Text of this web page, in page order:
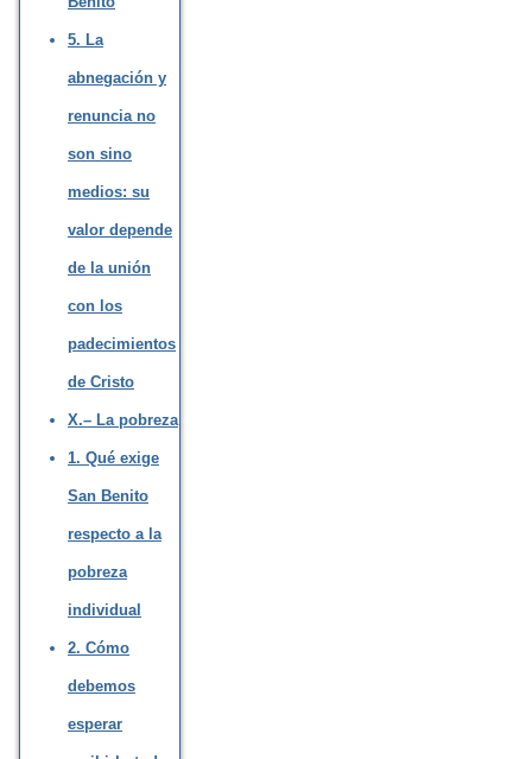
5. La
abnegación y
renuncia no
son sino
medios: su
valor depende
de la unión
con los
padecimientos
de Cristo
X.– La pobreza
1. Qué exige
San Benito
respecto a la
pobreza
individual
2. Cómo
debemos
esperar